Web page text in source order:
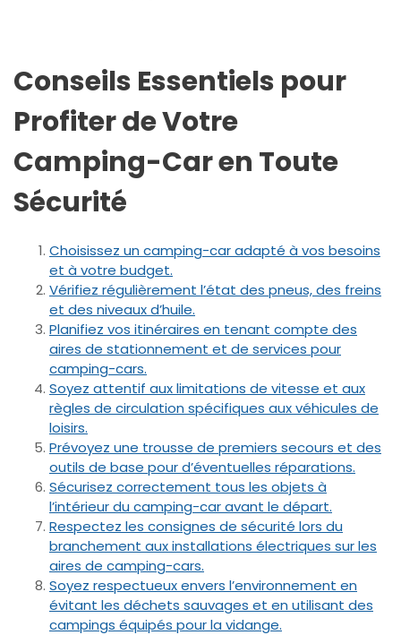
Conseils Essentiels pour
Profiter de Votre
Camping-Car en Toute
Sécurité
Choisissez un camping-car adapté à vos besoins
et à votre budget.
Vérifiez régulièrement l’état des pneus, des freins
et des niveaux d’huile.
Planifiez vos itinéraires en tenant compte des
aires de stationnement et de services pour
camping-cars.
Soyez attentif aux limitations de vitesse et aux
règles de circulation spécifiques aux véhicules de
loisirs.
Prévoyez une trousse de premiers secours et des
outils de base pour d’éventuelles réparations.
Sécurisez correctement tous les objets à
l’intérieur du camping-car avant le départ.
Respectez les consignes de sécurité lors du
branchement aux installations électriques sur les
aires de camping-cars.
Soyez respectueux envers l’environnement en
évitant les déchets sauvages et en utilisant des
campings équipés pour la vidange.